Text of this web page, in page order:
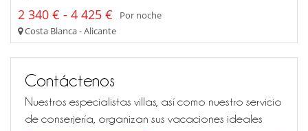
2 340 € - 4 425 €
Por noche
Costa Blanca - Alicante
Contáctenos
Nuestros especialistas villas, así como nuestro servicio
de conserjería, organizan sus vacaciones ideales